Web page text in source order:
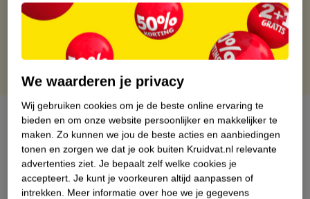
Gratis retourneren via verkooppartner.
Gratis punten met je Kruidvat kaart
Over dit product
Productinformatie
Etiketinformatie
We waarderen je privacy
Wij gebruiken cookies om je de beste online ervaring te
bieden en om onze website persoonlijker en makkelijker te
maken. Zo kunnen we jou de beste acties en aanbiedingen
tonen en zorgen we dat je ook buiten Kruidvat.nl relevante
advertenties ziet. Je bepaalt zelf welke cookies je
accepteert. Je kunt je voorkeuren altijd aanpassen of
intrekken. Meer informatie over hoe we je gegevens